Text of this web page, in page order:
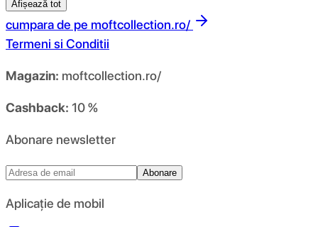
Afișează tot
cumpara de pe moftcollection.ro/
Termeni si Conditii
Magazin: moftcollection.ro/
Cashback: 10 %
Abonare newsletter
Abonare
Aplicație de mobil